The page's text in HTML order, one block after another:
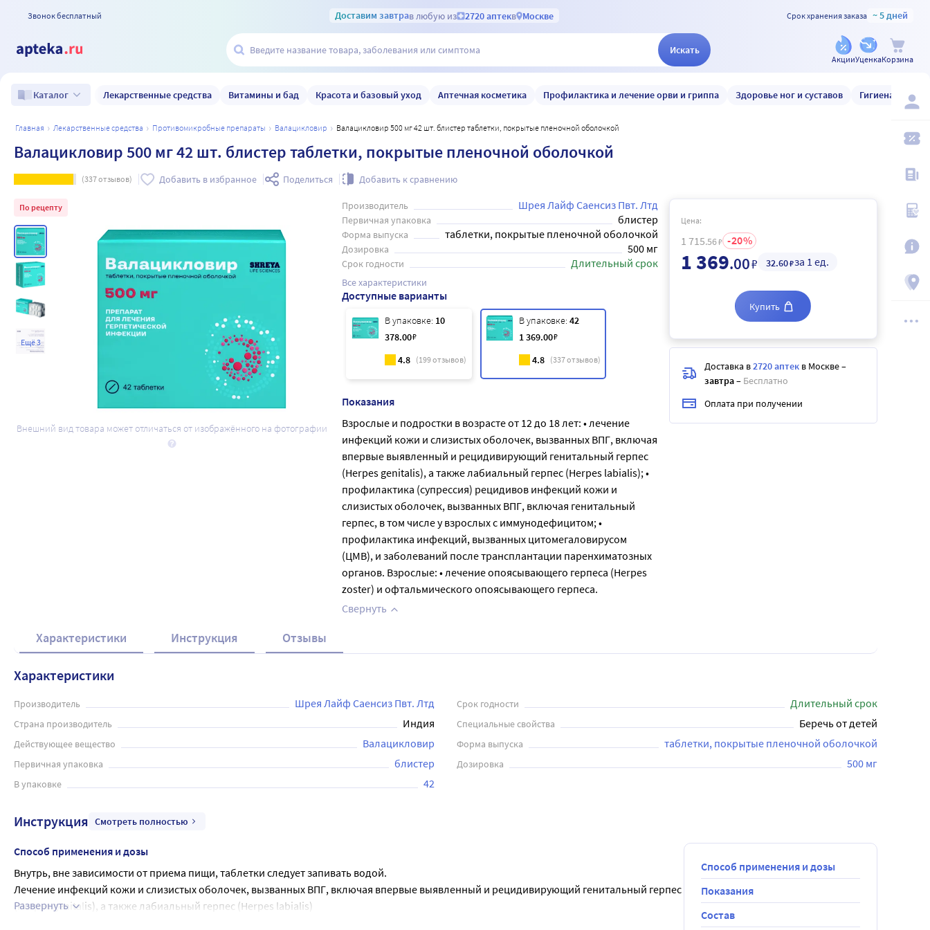
Звонок бесплатный Доставим завтрав любую из 2720 аптекв Москве Срок хранения заказа ~ 5 дней
Искать
АкцииУценкаКорзина
Каталог Лекарственные средства Витамины и бад Красота и базовый уход Аптечная косметика Профилактика и лечение орви и гриппа Здоровье ног и суставов Гигиена и уход
главная лекарственные средства противомикробные препараты валацикловир Валацикловир 500 мг 42 шт. блистер таблетки, покрытые пленочной оболочкой
Валацикловир 500 мг 42 шт. блистер таблетки, покрытые пленочной оболочкой
(337отзывов) Добавить в избранное Поделиться Добавить к сравнению
По рецепту
Ещё 3
Внешний вид товара может отличаться от изображённого на фотографии
Производитель Шрея Лайф Саенсиз Пвт. Лтд
Первичная упаковка блистер
Форма выпуска таблетки, покрытые пленочной оболочкой
Дозировка 500 мг
Срок годности Длительный срок
Все характеристики
Доступные варианты
В упаковке: 10
378.00₽
4.8 (199отзывов)
В упаковке: 42
1 369.00₽
4.8 (337отзывов)
Показания
Взрослые и подростки в возрасте от 12 до 18 лет: • лечение
инфекций кожи и слизистых оболочек, вызванных ВПГ, включая
впервые выявленный и рецидивирующий генитальный герпес
(Herpes genitalis), а также лабиальный герпес (Herpes labialis); •
профилактика (супрессия) рецидивов инфекций кожи и
слизистых оболочек, вызванных ВПГ, включая генитальный
герпес, в том числе у взрослых с иммунодефицитом; •
профилактика инфекций, вызванных цитомегаловирусом
(ЦМВ), и заболеваний после трансплантации паренхиматозных
органов. Взрослые: • лечение опоясывающего герпеса (Herpes
zoster) и офтальмического опоясывающего герпеса.
Свернуть
Цена:
1 715.56₽ 20
1 369.00₽ 32.60₽за 1 ед.
Купить
Доставка в2720 аптек в Москве–
завтра– Бесплатно
Оплата при получении
Характеристики Инструкция Отзывы
Характеристики
Производитель Шрея Лайф Саенсиз Пвт. Лтд Срок годности Длительный срок
Страна производитель Индия Специальные свойства Беречь от детей
Действующее вещество Валацикловир Форма выпуска таблетки, покрытые пленочной оболочкой
Первичная упаковка блистер Дозировка 500 мг
В упаковке 42
Инструкция Смотреть полностью
Способ применения и дозы
Внутрь, вне зависимости от приема пищи, таблетки следует запивать водой.
Лечение инфекций кожи и слизистых оболочек, вызванных ВПГ, включая впервые выявленный и рецидивирующий генитальный герпес
(Herpes genitalis), а также лабиальный герпес (Herpes labialis)
Развернуть
Способ применения и дозы
Показания
Состав